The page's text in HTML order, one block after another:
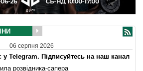
06 серпня 2026
у Telegram. Підписуйтесь на наш канал
розвідника-сапера